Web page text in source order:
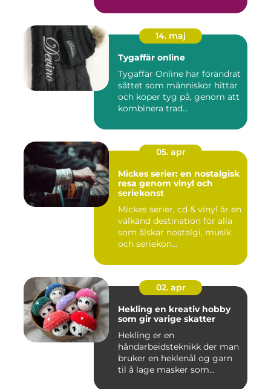
14. maj
Tygaffär online
Tygaffär Online har förändrat
sättet som människor hittar
och köper tyg på, genom att
kombinera trad...
05. apr
Mickes serier: en nostalgisk
resa genom vinyl och
seriekonst
Mickes serier, cd & vinyl är en
välkänd destination för alla
som älskar nostalgi, musik
och seriekon...
02. apr
Hekling en kreativ hobby
som gir varige skatter
Hekling er en
håndarbeidsteknikk der man
bruker en heklenål og garn
til å lage masker som